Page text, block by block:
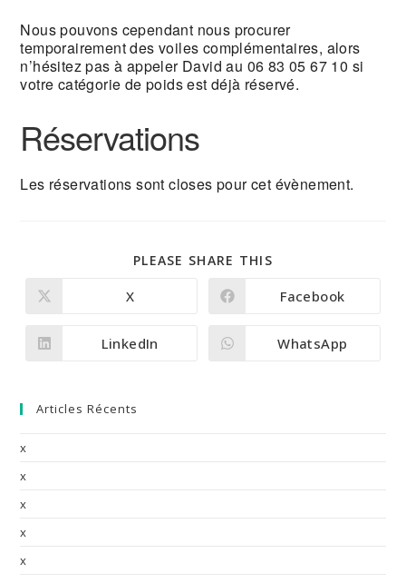
Nous pouvons cependant nous procurer
temporairement des voiles complémentaires, alors
n’hésitez pas à appeler David au 06 83 05 67 10 si
votre catégorie de poids est déjà réservé.
Réservations
Les réservations sont closes pour cet évènement.
PLEASE SHARE THIS
Ouvrir
autre
fenêtre
X Ouvrir
autre
fenêtre
Facebook
Ouvrir
LinkedIn Ouvrir
WhatsApp
Articles Récents
x
x
x
x
x